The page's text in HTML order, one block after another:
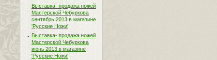
Выставка- продажа ножей
Мастерской Чебуркова
сентябрь 2013 в магазине
'Русские Ножи'
Выставка- продажа ножей
Мастерской Чебуркова
июнь 2013 в магазине
'Русские Ножи'